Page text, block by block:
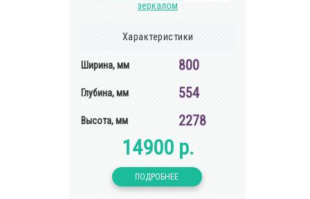
Характеристики
Ширина, мм 800
Глубина, мм 554
Высота, мм 2278
14900 р.